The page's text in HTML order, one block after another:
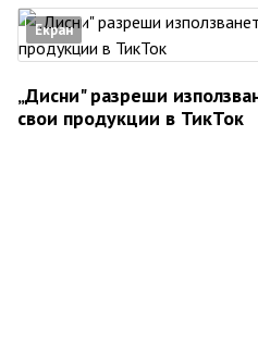
Екран
„Дисни" разреши
свои продукции в ТикТок